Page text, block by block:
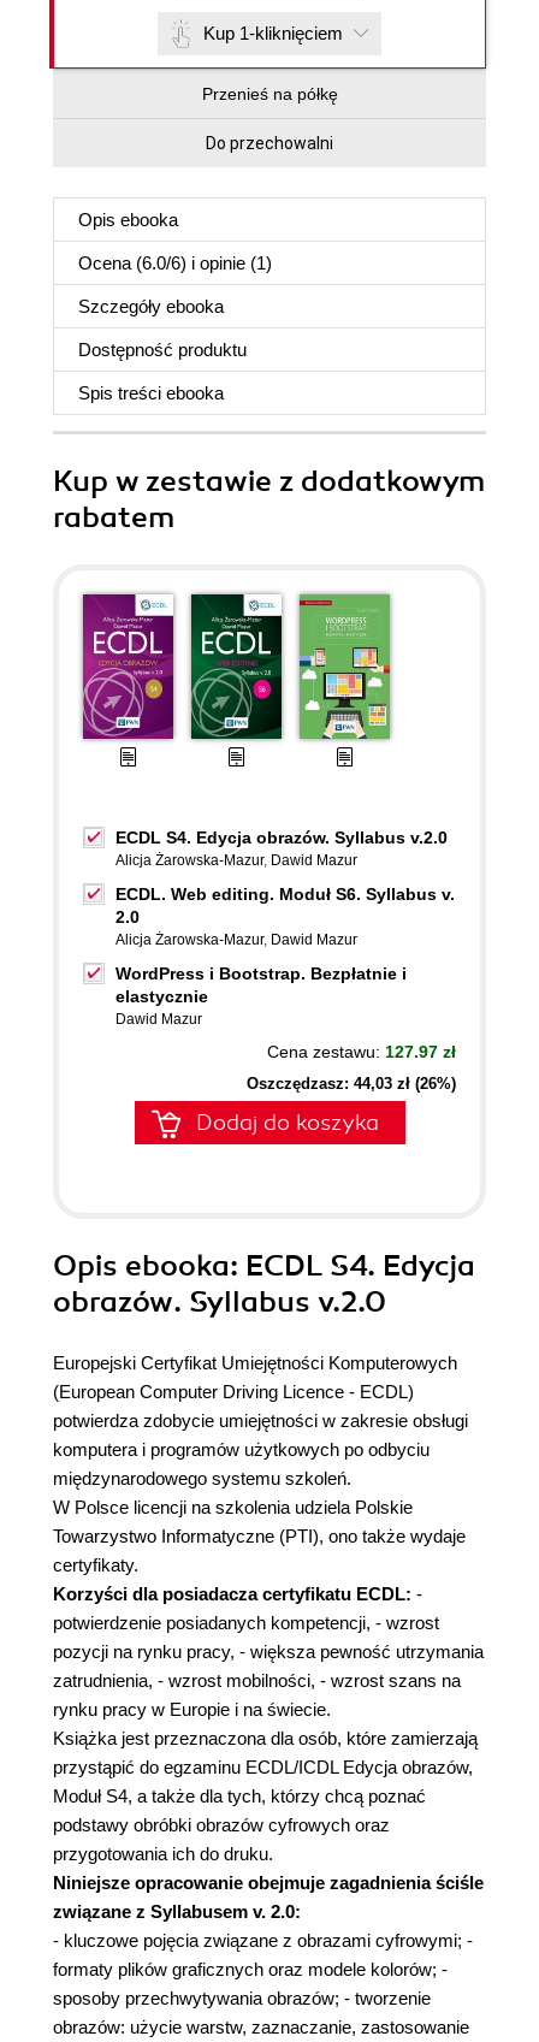
Kup 1-kliknięciem
Przenieś na półkę
Do przechowalni
Opis ebooka
Ocena (6.0/6) i opinie (1)
Szczegóły ebooka
Dostępność produktu
Spis treści ebooka
Kup w zestawie z dodatkowym
rabatem
ECDL S4. Edycja obrazów. Syllabus v.2.0
Alicja Żarowska-Mazur, Dawid Mazur
ECDL. Web editing. Moduł S6. Syllabus v.
2.0
Alicja Żarowska-Mazur, Dawid Mazur
WordPress i Bootstrap. Bezpłatnie i
elastycznie
Dawid Mazur
Cena zestawu: 127.97 zł
Oszczędzasz: 44,03 zł (26%)
Dodaj do koszyka
Opis ebooka: ECDL S4. Edycja
obrazów. Syllabus v.2.0
Europejski Certyfikat Umiejętności Komputerowych
(European Computer Driving Licence - ECDL)
potwierdza zdobycie umiejętności w zakresie obsługi
komputera i programów użytkowych po odbyciu
międzynarodowego systemu szkoleń.
W Polsce licencji na szkolenia udziela Polskie
Towarzystwo Informatyczne (PTI), ono także wydaje
certyfikaty.
Korzyści dla posiadacza certyfikatu ECDL: -
potwierdzenie posiadanych kompetencji, - wzrost
pozycji na rynku pracy, - większa pewność utrzymania
zatrudnienia, - wzrost mobilności, - wzrost szans na
rynku pracy w Europie i na świecie.
Książka jest przeznaczona dla osób, które zamierzają
przystąpić do egzaminu ECDL/ICDL Edycja obrazów,
Moduł S4, a także dla tych, którzy chcą poznać
podstawy obróbki obrazów cyfrowych oraz
przygotowania ich do druku.
Niniejsze opracowanie obejmuje zagadnienia ściśle
związane z Syllabusem v. 2.0:
- kluczowe pojęcia związane z obrazami cyfrowymi; -
formaty plików graficznych oraz modele kolorów; -
sposoby przechwytywania obrazów; - tworzenie
obrazów: użycie warstw, zaznaczanie, zastosowanie